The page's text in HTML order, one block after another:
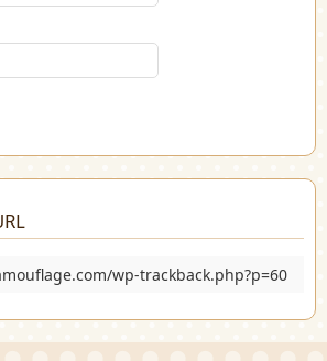
wp-trackback.php?p=60